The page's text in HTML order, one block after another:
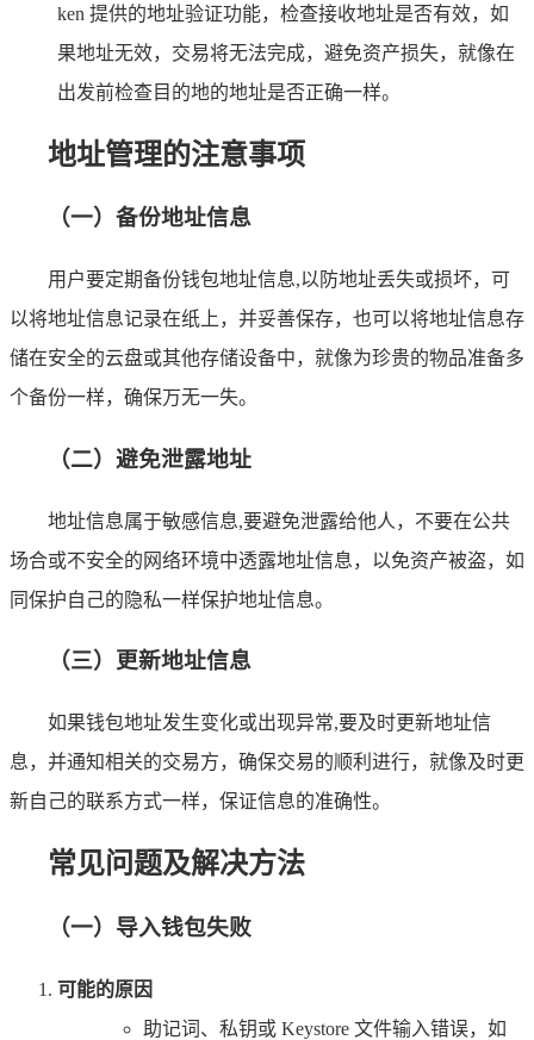
ken 提供的地址验证功能，检查接收地址是否有效，如
果地址无效，交易将无法完成，避免资产损失，就像在
出发前检查目的地的地址是否正确一样。
地址管理的注意事项
（一）备份地址信息
用户要定期备份钱包地址信息,以防地址丢失或损坏，可
以将地址信息记录在纸上，并妥善保存，也可以将地址信息存
储在安全的云盘或其他存储设备中，就像为珍贵的物品准备多
个备份一样，确保万无一失。
（二）避免泄露地址
地址信息属于敏感信息,要避免泄露给他人，不要在公共
场合或不安全的网络环境中透露地址信息，以免资产被盗，如
同保护自己的隐私一样保护地址信息。
（三）更新地址信息
如果钱包地址发生变化或出现异常,要及时更新地址信
息，并通知相关的交易方，确保交易的顺利进行，就像及时更
新自己的联系方式一样，保证信息的准确性。
常见问题及解决方法
（一）导入钱包失败
可能的原因
助记词、私钥或 Keystore 文件输入错误，如